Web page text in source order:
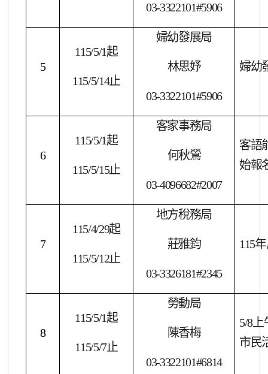
03-3322101#5906
5
115/5/1起
115/5/14止
婦幼發展局
林思妤
03-3322101#5906
婦幼
6
115/5/1起
115/5/15止
客家事務局
何秋鶯
03-4096682#2007
客語
始報
7
115/4/29起
115/5/12止
地方稅務局
莊雅鈞
03-3326181#2345
115
8
115/5/1起
115/5/7止
勞動局
陳香梅
03-3322101#6814
5/8上
市民